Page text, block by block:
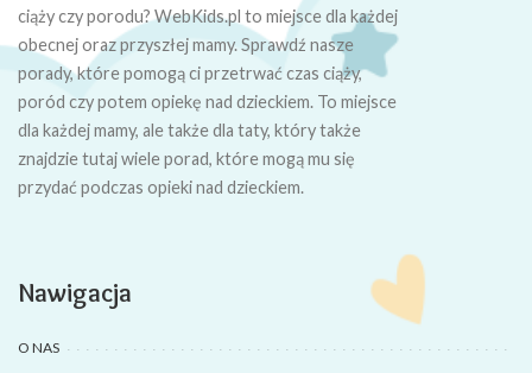
ciąży czy porodu? WebKids.pl to miejsce dla każdej
obecnej oraz przyszłej mamy. Sprawdź nasze
porady, które pomogą ci przetrwać czas ciąży,
poród czy potem opiekę nad dzieckiem. To miejsce
dla każdej mamy, ale także dla taty, który także
znajdzie tutaj wiele porad, które mogą mu się
przydać podczas opieki nad dzieckiem.
Nawigacja
O NAS